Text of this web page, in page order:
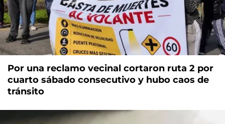
Por una reclamo vecinal cortaron ruta 2 por
cuarto sábado consecutivo y hubo caos de
tránsito